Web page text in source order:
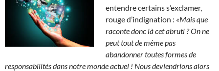
entendre certains s’exclamer,
rouge d’indignation : «Mais que
raconte donc là cet abruti ?On ne
peut tout de même pas
abandonner toutes formes de
responsabilités dans notre monde actuel ! Nous deviendrions alors